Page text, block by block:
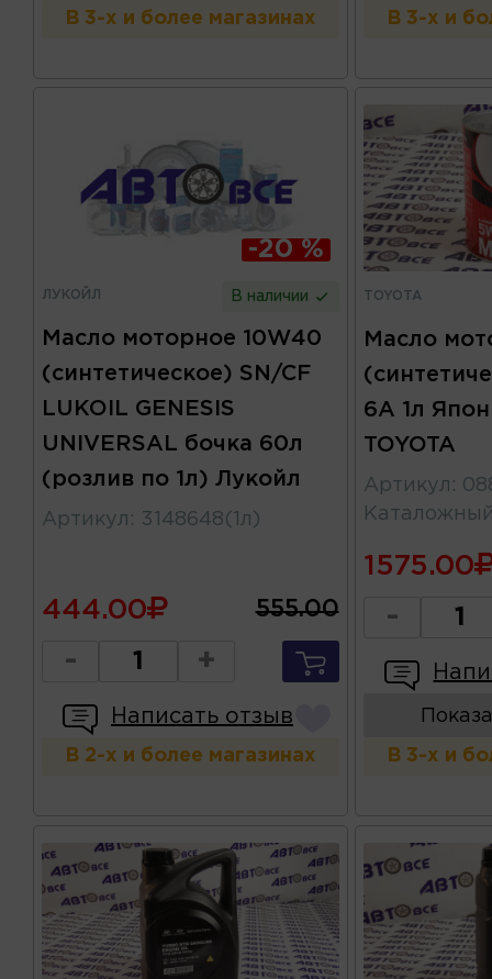
В 3-х и более магазинах В 3-х и
-20 %
ЛУКОЙЛ В наличии
Масло моторное 10W40
(синтетическое) SN/CF
LUKOIL GENESIS
UNIVERSAL бочка 60л
(розлив по 1л) Лукойл
Артикул : 3148648(1л)
444.00 555.00
- +
Написать отзыв
В 2-х и более магазинах
TOYOTA
Масло
6А 1л
TOYOTA
Артикул :
1575.00
-
В 3-х и